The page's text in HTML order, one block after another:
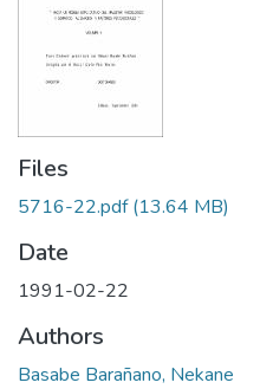
Statistics
Files
5716-22.pdf(13.64 MB)
Date
1991-02-22
Authors
Basabe Barañano, Nekane